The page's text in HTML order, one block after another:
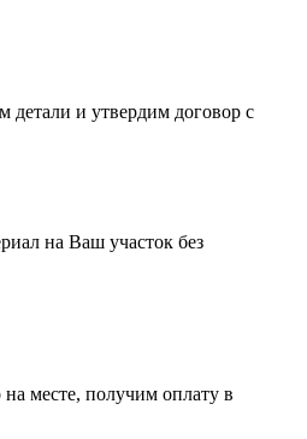
детали и утвердим договор с
на Ваш участок без
месте, получим оплату в